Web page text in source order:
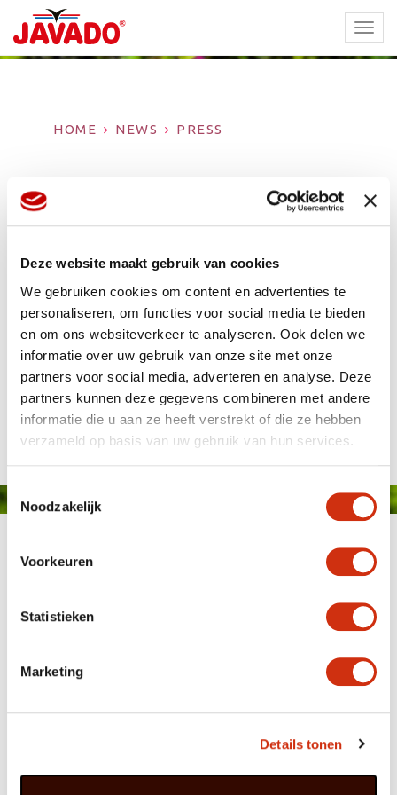
Deze website maakt gebruik van cookies
We gebruiken cookies om content en advertenties te
personaliseren, om functies voor social media te bieden
en om ons websiteverkeer te analyseren. Ook delen we
informatie over uw gebruik van onze site met onze
partners voor social media, adverteren en analyse. Deze
partners kunnen deze gegevens combineren met andere
informatie die u aan ze heeft verstrekt of die ze hebben
verzameld op basis van uw gebruik van hun services.
Toestemmingsselectie
Noodzakelijk
Voorkeuren
Statistieken
Marketing
Details tonen
HOME NEWS PRESS
Gepubliceerd op: 3 december 2018
GROUP